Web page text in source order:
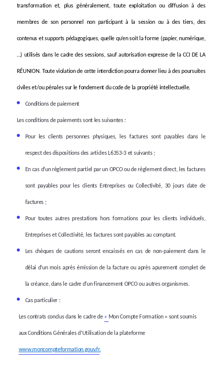
transformation et, plus généralement, toute exploitation ou diffusion à des
membres de son personnel non participant à la session ou à des tiers, des
contenus et supports pédagogiques, quelle qu’en soit la forme (papier, numérique,
…) utilisés dans le cadre des sessions, sauf autorisation expresse de la CCI DE LA
RÉUNION. Toute violation de cette interdiction pourra donner lieu à des poursuites
civiles et/ou pénales sur le fondement du code de la propriété intellectuelle.
Conditions de paiement
Les conditions de paiements sont les suivantes :
Pour les clients personnes physiques, les factures sont payables dans le
respect des dispositions des articles L6353-3 et suivants ;
En cas d’un règlement partiel par un OPCO ou de règlement direct, les factures
sont payables pour les clients Entreprises ou Collectivité, 30 jours date de
factures ;
Pour toutes autres prestations hors formations pour les clients individuels,
Entreprises et Collectivité, les factures sont payables au comptant.
Les chèques de cautions seront encaissés en cas de non-paiement dans le
délai d’un mois après émission de la facture ou après apurement complet de
la créance, dans le cadre d’un financement OPCO ou autres organismes.
Cas particulier :
Les contrats conclus dans le cadre de « Mon Compte Formation » sont soumis
auxConditions Générales d’Utilisation de la plateforme
www.moncompteformation.gouv.fr.